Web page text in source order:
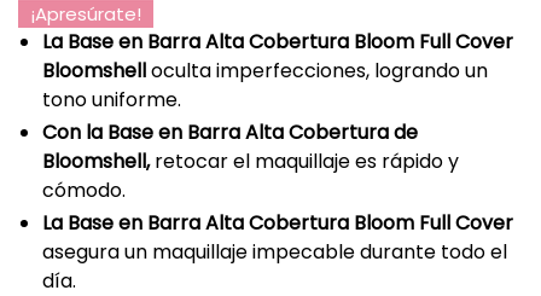
¡Apresúrate!
La Base en Barra Alta Cobertura Bloom Full Cover
Bloomshelloculta imperfecciones, logrando un
tono uniforme.
Con la Base en Barra Alta Cobertura de
Bloomshell,retocar el maquillaje es rápido y
cómodo.
La Base en Barra Alta Cobertura Bloom Full Cover
asegura un maquillaje impecable durante todo el
día.